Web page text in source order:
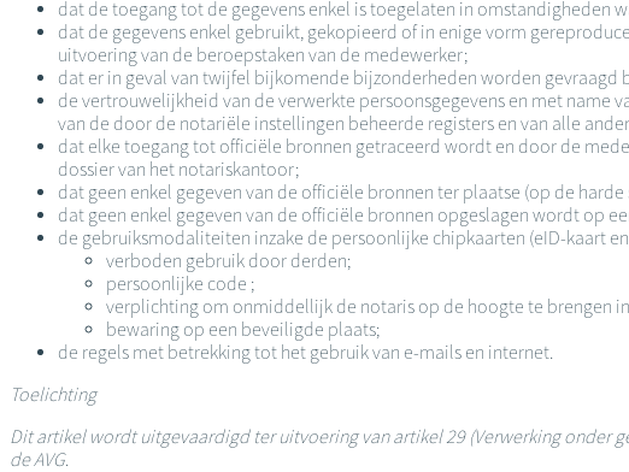
dat de toegang tot de gegevens enkel is toegelaten in omstandigheden
dat de gegevens enkel gebruikt, gekopieerd of in enige vorm
uitvoering van de beroepstaken van de medewerker;
dat er in geval van twijfel bijkomende bijzonderheden worden gevraagd
de vertrouwelijkheid van de verwerkte persoonsgegevens en met name
van de door de notariële instellingen beheerde registers en van alle
dat elke toegang tot officiële bronnen getraceerd wordt en door de
dossier van het notariskantoor;
dat geen enkel gegeven van de officiële bronnen ter plaatse (op de
dat geen enkel gegeven van de officiële bronnen opgeslagen wordt op
de gebruiksmodaliteiten inzake de persoonlijke chipkaarten (eID-kaart
verboden gebruik door derden;
persoonlijke code ;
verplichting om onmiddellijk de notaris op de hoogte te brengen
bewaring op een beveiligde plaats;
de regels met betrekking tot het gebruik van e-mails en internet.
Toelichting
Dit artikel wordt uitgevaardigd ter uitvoering van artikel 29 (Verwerking onder
de AVG.